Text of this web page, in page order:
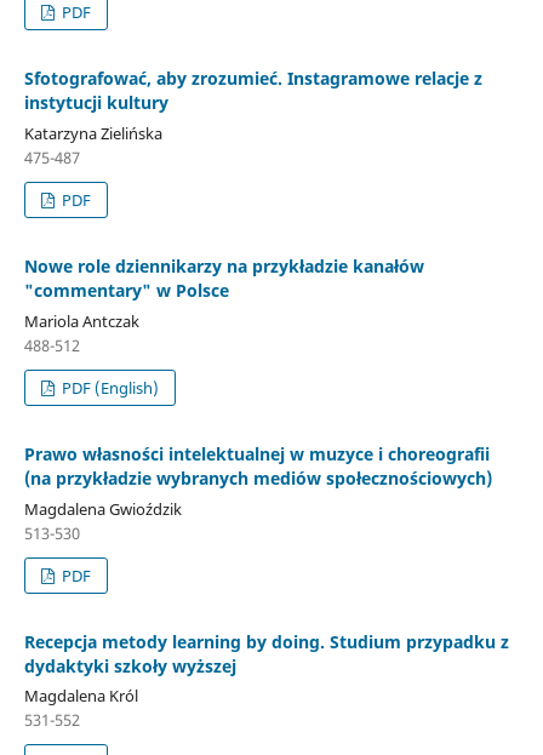
PDF
Sfotografować, aby zrozumieć. Instagramowe relacje z
instytucji kultury
Katarzyna Zielińska
475-487
PDF
Nowe role dziennikarzy na przykładzie kanałów
"commentary" w Polsce
Mariola Antczak
488-512
PDF (English)
Prawo własności intelektualnej w muzyce i choreografii
(na przykładzie wybranych mediów społecznościowych)
Magdalena Gwioździk
513-530
PDF
Recepcja metody learning by doing. Studium przypadku z
dydaktyki szkoły wyższej
Magdalena Król
531-552